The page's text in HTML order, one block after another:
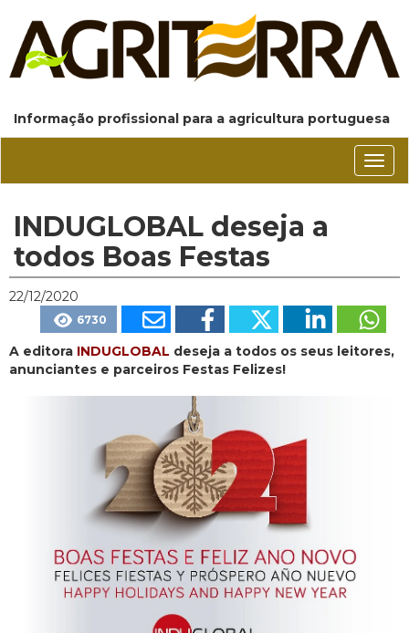
Informação profissional para a agricultura portuguesa
INDUGLOBAL deseja a
todos Boas Festas
22/12/2020
6730
A editora INDUGLOBAL deseja a todos os seus leitores,
anunciantes e parceiros Festas Felizes!